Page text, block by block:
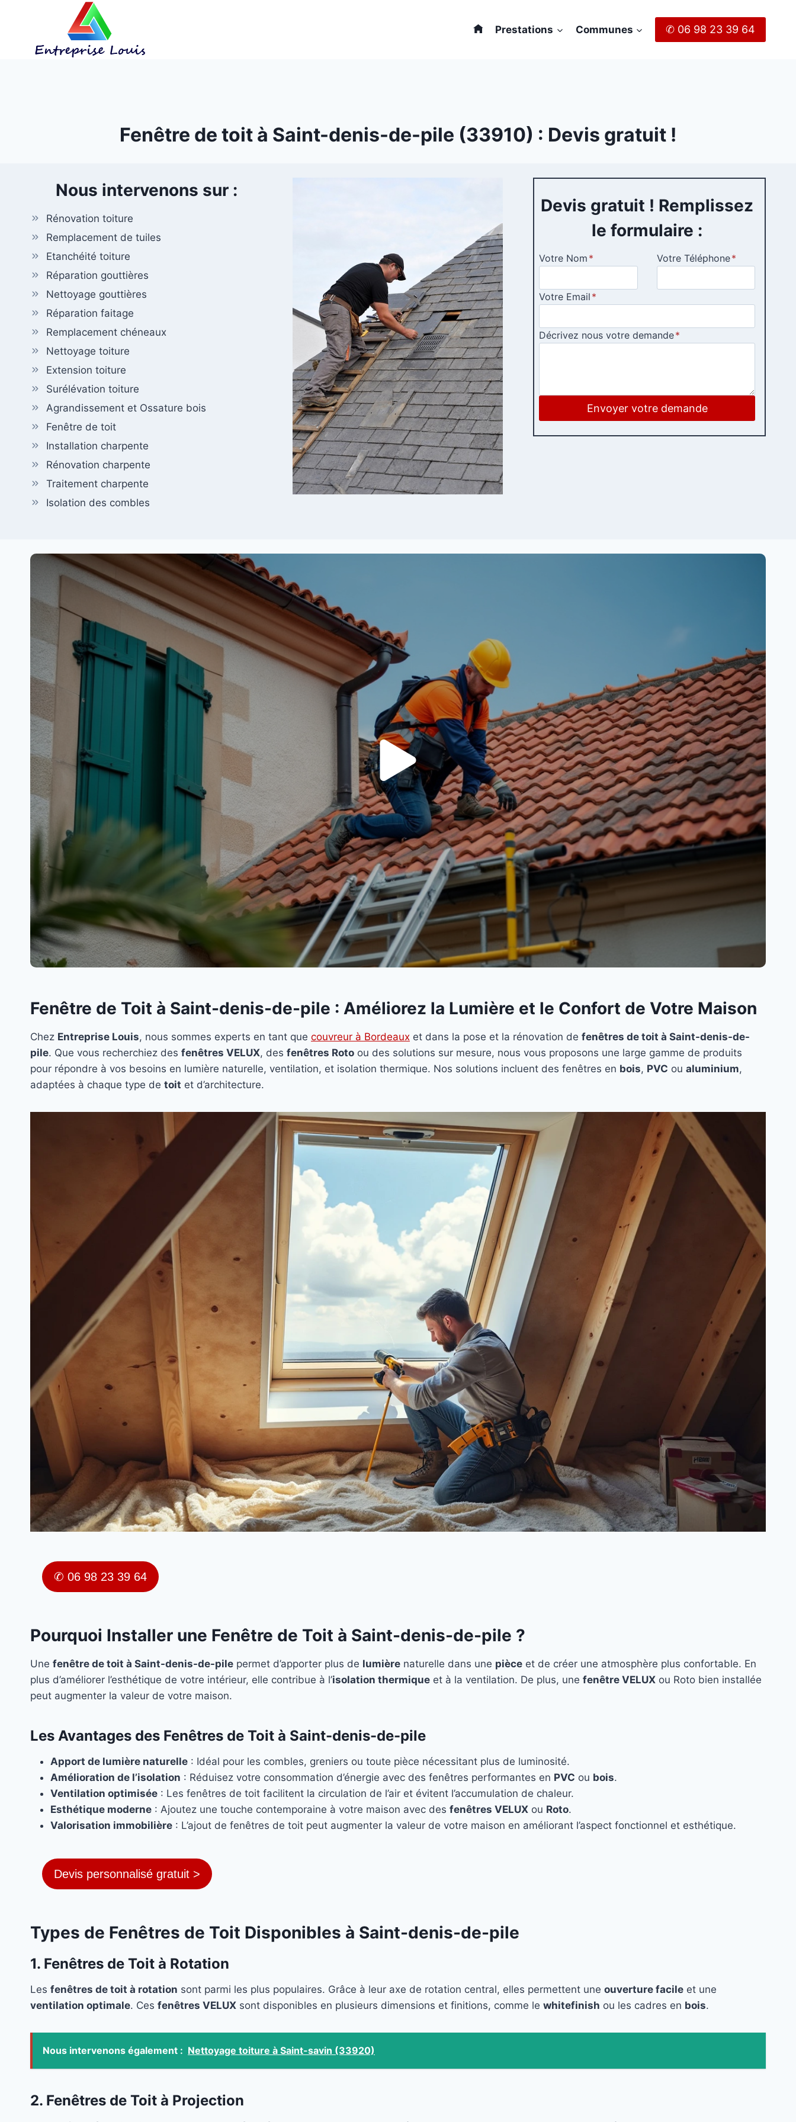
Prestations Communes ✆ 06 98 23 39 64
Fenêtre de toit à Saint-denis-de-pile (33910) : Devis gratuit !
Nous intervenons sur :
Rénovation toiture
Remplacement de tuiles
Etanchéité toiture
Réparation gouttières
Nettoyage gouttières
Réparation faitage
Remplacement chéneaux
Nettoyage toiture
Extension toiture
Surélévation toiture
Agrandissement et Ossature bois
Fenêtre de toit
Installation charpente
Rénovation charpente
Traitement charpente
Isolation des combles
Devis gratuit ! Remplissez
le formulaire :
Votre Nom * Votre Téléphone*
Votre Email *
Décrivez nous votre demande*
Envoyer votre demande
Fenêtre de Toit à Saint-denis-de-pile : Améliorez la Lumière et le Confort de Votre Maison
Chez Entreprise Louis, nous sommes experts en tant que couvreur à Bordeaux et dans la pose et la rénovation de fenêtres de toit à Saint-denis-de-
pile. Que vous recherchiez des fenêtres VELUX, des fenêtres Roto ou des solutions sur mesure, nous vous proposons une large gamme de produits
pour répondre à vos besoins en lumière naturelle, ventilation, et isolation thermique. Nos solutions incluent des fenêtres en bois, PVC ou aluminium,
adaptées à chaque type de toit et d’architecture.
✆ 06 98 23 39 64
Pourquoi Installer une Fenêtre de Toit à Saint-denis-de-pile ?
Une fenêtre de toit à Saint-denis-de-pile permet d’apporter plus de lumière naturelle dans une pièce et de créer une atmosphère plus confortable. En
plus d’améliorer l’esthétique de votre intérieur, elle contribue à l’isolation thermique et à la ventilation. De plus, une fenêtre VELUX ou Roto bien installée
peut augmenter la valeur de votre maison.
Les Avantages des Fenêtres de Toit à Saint-denis-de-pile
Apport de lumière naturelle : Idéal pour les combles, greniers ou toute pièce nécessitant plus de luminosité.
Amélioration de l’isolation : Réduisez votre consommation d’énergie avec des fenêtres performantes en PVC ou bois.
Ventilation optimisée : Les fenêtres de toit facilitent la circulation de l’air et évitent l’accumulation de chaleur.
Esthétique moderne : Ajoutez une touche contemporaine à votre maison avec des fenêtres VELUX ou Roto.
Valorisation immobilière : L’ajout de fenêtres de toit peut augmenter la valeur de votre maison en améliorant l’aspect fonctionnel et esthétique.
Devis personnalisé gratuit >
Types de Fenêtres de Toit Disponibles à Saint-denis-de-pile
1. Fenêtres de Toit à Rotation
Les fenêtres de toit à rotation sont parmi les plus populaires. Grâce à leur axe de rotation central, elles permettent une ouverture facile et une
ventilation optimale. Ces fenêtres VELUX sont disponibles en plusieurs dimensions et finitions, comme le whitefinish ou les cadres en bois.
Nous intervenons également : Nettoyage toiture à Saint-savin (33920)
2. Fenêtres de Toit à Projection